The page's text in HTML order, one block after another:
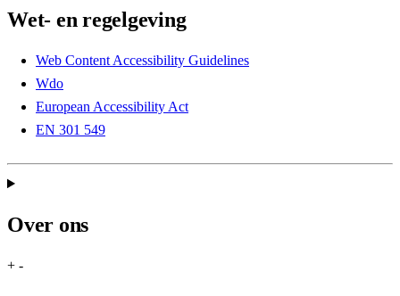
Wet- en regelgeving
Web Content Accessibility Guidelines
Wdo
European Accessibility Act
EN 301 549
Over ons
+ -